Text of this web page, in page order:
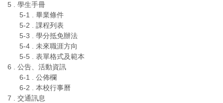
5 . 學生手冊
5-1 . 畢業條件
5-2 . 課程列表
5-3 . 學分抵免辦法
5-4 . 未來職涯方向
5-5 . 表單格式及範本
6 . 公告、活動資訊
6-1 . 公佈欄
6-2 . 本校行事曆
7 . 交通訊息